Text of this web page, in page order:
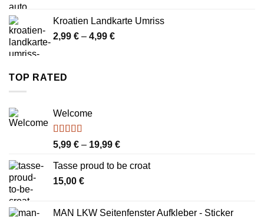
4,99 €
Kroatien Landkarte Umriss
2,99 € – 4,99 €Preisspanne:
TOP RATED
Welcome
Bewertet
mit
von 5
5,99 € – 19,99 €Preisspanne:
bis
Tasse proud to be croat
15,00 €
MAN LKW Seitenfenster Aufkleber - Sticker